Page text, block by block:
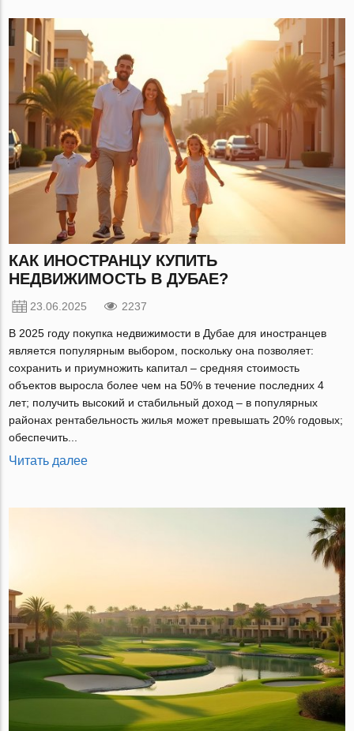
КАК ИНОСТРАНЦУ КУПИТЬ
НЕДВИЖИМОСТЬ В ДУБАЕ?
23.06.2025 2237
В 2025 году покупка недвижимости в Дубае для иностранцев
является популярным выбором, поскольку она позволяет:
сохранить и приумножить капитал – средняя стоимость
объектов выросла более чем на 50% в течение последних 4
лет; получить высокий и стабильный доход – в популярных
районах рентабельность жилья может превышать 20% годовых;
обеспечить...
Читать далее